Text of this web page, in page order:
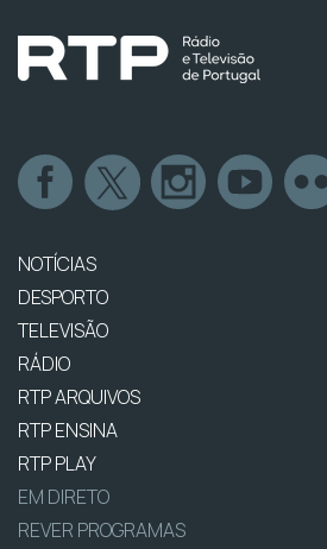
NOTÍCIAS
DESPORTO
TELEVISÃO
RÁDIO
RTP ARQUIVOS
RTP ENSINA
RTP PLAY
EM DIRETO
REVER PROGRAMAS